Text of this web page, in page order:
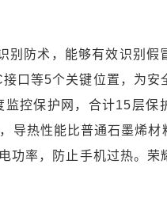
防术，能够有效识别假
口等5个关键位置，为安
控保护网，合计15层保
导热性能比普通石墨烯材
功率，防止手机过热。荣